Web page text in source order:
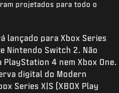
projetados para todo o
lançado para Xbox Series
Nintendo Switch 2. Não
4 nem Xbox One.
digital do Modern
Series X|S (XBOX Play